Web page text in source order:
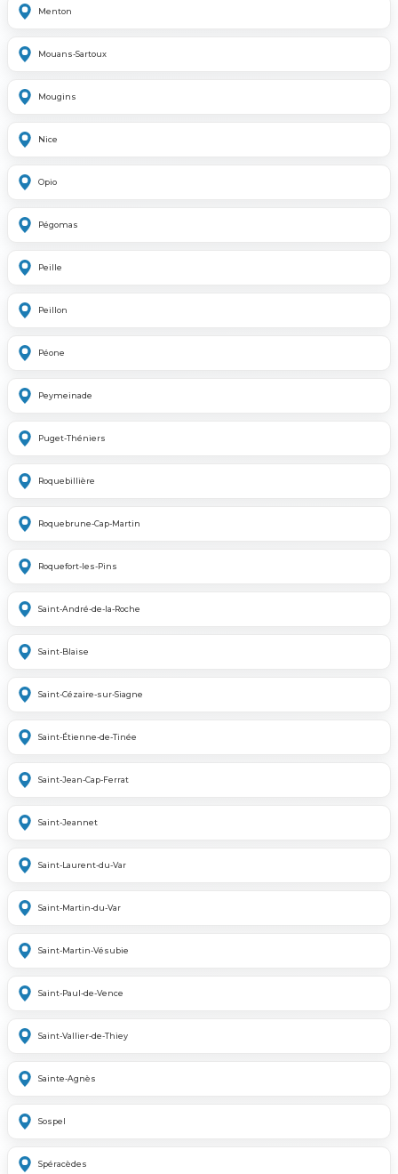
Menton
Mouans-Sartoux
Mougins
Nice
Opio
Pégomas
Peille
Peillon
Péone
Peymeinade
Puget-Théniers
Roquebillière
Roquebrune-Cap-Martin
Roquefort-les-Pins
Saint-André-de-la-Roche
Saint-Blaise
Saint-Cézaire-sur-Siagne
Saint-Étienne-de-Tinée
Saint-Jean-Cap-Ferrat
Saint-Jeannet
Saint-Laurent-du-Var
Saint-Martin-du-Var
Saint-Martin-Vésubie
Saint-Paul-de-Vence
Saint-Vallier-de-Thiey
Sainte-Agnès
Sospel
Spéracèdes